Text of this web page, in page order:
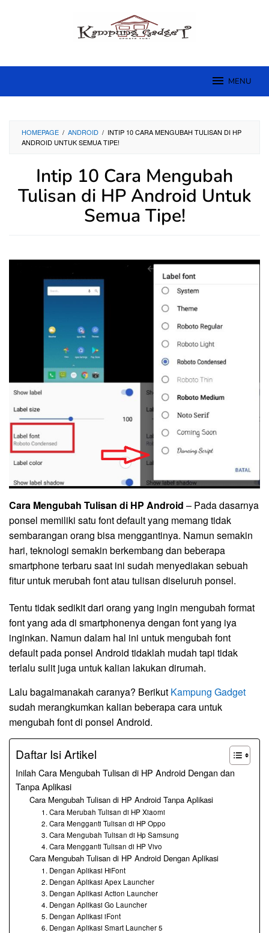
MENU
HOMEPAGE / ANDROID / INTIP 10 CARA MENGUBAH TULISAN DI HP
ANDROID UNTUK SEMUA TIPE!
Intip 10 Cara Mengubah
Tulisan di HP Android Untuk
Semua Tipe!
Cara Mengubah Tulisan di HP Android – Pada dasarnya
ponsel memiliki satu font default yang memang tidak
sembarangan orang bisa menggantinya. Namun semakin
hari, teknologi semakin berkembang dan beberapa
smartphone terbaru saat ini sudah menyediakan sebuah
fitur untuk merubah font atau tulisan diseluruh ponsel.
Tentu tidak sedikit dari orang yang ingin mengubah format
font yang ada di smartphonenya dengan font yang iya
inginkan. Namun dalam hal ini untuk mengubah font
default pada ponsel Android tidaklah mudah tapi tidak
terlalu sulit juga untuk kalian lakukan dirumah.
Lalu bagaimanakah caranya? Berikut Kampung Gadget
sudah merangkumkan kalian beberapa cara untuk
mengubah font di ponsel Android.
Daftar Isi Artikel
Inilah Cara Mengubah Tulisan di HP Android Dengan dan
Tanpa Aplikasi
Cara Mengubah Tulisan di HP Android Tanpa Aplikasi
1. Cara Merubah Tulisan di HP Xiaomi
2. Cara Mengganti Tulisan di HP Oppo
3. Cara Mengubah Tulisan di Hp Samsung
4. Cara Mengganti Tulisan di HP Vivo
Cara Mengubah Tulisan di HP Android Dengan Aplikasi
1. Dengan Aplikasi HiFont
2. Dengan Aplikasi Apex Launcher
3. Dengan Aplikasi Action Launcher
4. Dengan Aplikasi Go Launcher
5. Dengan Aplikasi iFont
6. Dengan Aplikasi Smart Launcher 5